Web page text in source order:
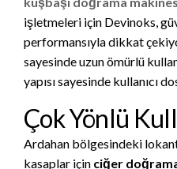
işletmeleri için Devinoks,
performansıyla dikkat
sayesinde uzun ömürlü
yapısı sayesinde kullanıcı
Çok Yönlü
Ardahan bölgesindeki
kasaplar için ciğer